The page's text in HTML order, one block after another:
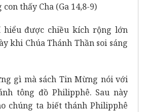
thấy Cha (Ga 14,8-9)
hiểu được chiều kích rộng lớn
khi Chúa Thánh Thần soi sáng
gì mà sách Tin Mừng nói với
tông đồ Philipphê. Sau này
chúng ta biết thánh Philipphê